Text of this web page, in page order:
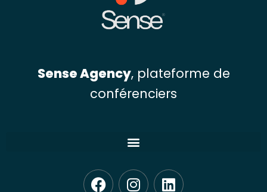
Sense Agency, plateforme de
conférenciers
F I L